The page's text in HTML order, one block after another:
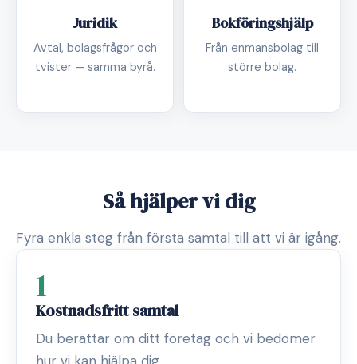
Juridik
Avtal, bolagsfrågor och
tvister — samma byrå.
Bokföringshjälp
Från enmansbolag till
större bolag.
Så hjälper vi dig
Fyra enkla steg från första samtal till att vi är igång.
1
Kostnadsfritt samtal
Du berättar om ditt företag och vi bedömer